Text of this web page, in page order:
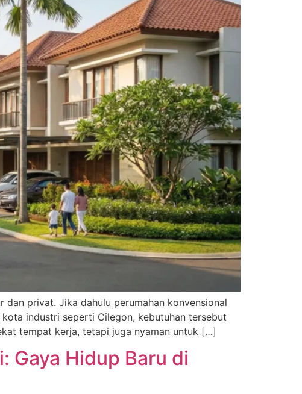
privat. Jika dahulu perumahan konvensional
industri seperti Cilegon, kebutuhan tersebut
tempat kerja, tetapi juga nyaman untuk […]
Gaya Hidup Baru di